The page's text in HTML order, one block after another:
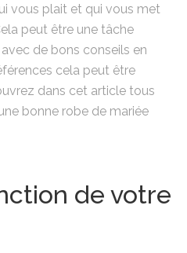
vous plait et qui vous met
peut être une tâche
de bons conseils en
cela peut être
dans cet article tous
bonne robe de mariée
de votre